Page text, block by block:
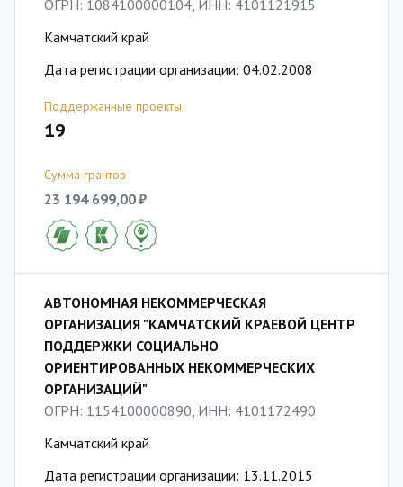
ОГРН: 1084100000104, ИНН: 4101121915
Камчатский край
Дата регистрации организации: 04.02.2008
Поддержанные проекты
19
Сумма грантов
23 194 699,00 ₽
АВТОНОМНАЯ НЕКОММЕРЧЕСКАЯ
ОРГАНИЗАЦИЯ "КАМЧАТСКИЙ КРАЕВОЙ ЦЕНТР
ПОДДЕРЖКИ СОЦИАЛЬНО
ОРИЕНТИРОВАННЫХ НЕКОММЕРЧЕСКИХ
ОРГАНИЗАЦИЙ"
ОГРН: 1154100000890, ИНН: 4101172490
Камчатский край
Дата регистрации организации: 13.11.2015